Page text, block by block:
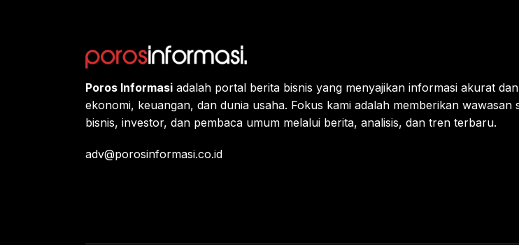
Poros Informasi adalah portal berita bisnis yang menyajikan informasi akurat
ekonomi, keuangan, dan dunia usaha. Fokus kami adalah memberikan wawasan
bisnis, investor, dan pembaca umum melalui berita, analisis, dan tren terbaru.
adv@porosinformasi.co.id